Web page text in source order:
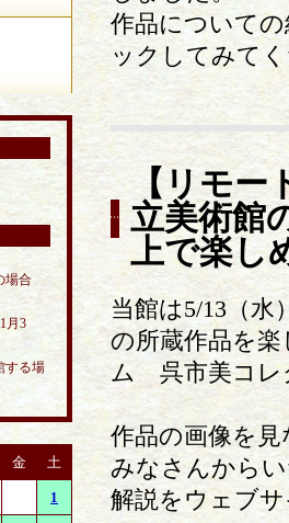
場合
月3
する場
金 土
1
作品について
ックしてみて
【リモ
立美術館
上で楽し
当館は5/13（
の所蔵作品を
ム 呉市美コレ
作品の画像を
みなさんから
解説をウェブ